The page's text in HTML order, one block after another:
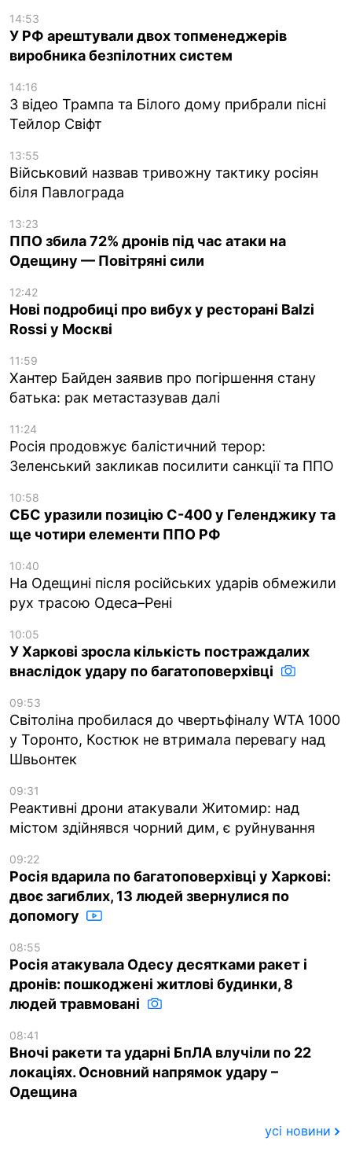
14:53
У РФ арештували двох топменеджерів
виробника безпілотних систем
14:16
З відео Трампа та Білого дому прибрали пісні
Тейлор Свіфт
13:55
Військовий назвав тривожну тактику росіян
біля Павлограда
13:23
ППО збила 72% дронів під час атаки на
Одещину — Повітряні сили
12:42
Нові подробиці про вибух у ресторані Balzi
Rossi у Москві
11:59
Хантер Байден заявив про погіршення стану
батька: рак метастазував далі
11:24
Росія продовжує балістичний терор:
Зеленський закликав посилити санкції та ППО
10:58
СБС уразили позицію С-400 у Геленджику та
ще чотири елементи ППО РФ
10:40
На Одещині після російських ударів обмежили
рух трасою Одеса–Рені
10:05
У Харкові зросла кількість постраждалих
внаслідок удару по багатоповерхівці
09:53
Світоліна пробилася до чвертьфіналу WTA 1000
у Торонто, Костюк не втримала перевагу над
Швьонтек
09:31
Реактивні дрони атакували Житомир: над
містом здійнявся чорний дим, є руйнування
09:22
Росія вдарила по багатоповерхівці у Харкові:
двоє загиблих, 13 людей звернулися по
допомогу
08:55
Росія атакувала Одесу десятками ракет і
дронів: пошкоджені житлові будинки, 8
людей травмовані
08:41
Вночі ракети та ударні БпЛА влучіли по 22
локаціях. Основний напрямок удару –
Одещина
усі новини